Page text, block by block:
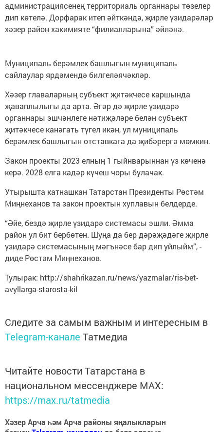
администрациясенең территориаль органнары төзелер
дип көтелә. Дорфарак итеп әйткәндә, җирле үзидарәләр
хәзер район хакимияте “филиалларына” әйләнә.
Муниципаль берәмлек башлыгын муниципаль
сайлаулар ярдәмендә билгеләячәкләр.
Хәзер главаларның субъект җитәкчесе каршында
җаваплылыгы да арта. Әгәр дә җирле үзидарә
органнары эшчәнлеге нәтиҗәләре белән субъект
җитәкчесе канәгать түгел икән, ул муниципаль
берәмлек башлыгын отставкага да җибәрергә мөмкин.
Закон проекты 2023 елның 1 гыйнварыннан үз көченә
керә. 2028 елга кадәр күчеш чоры булачак.
Утырышта катнашкан Татарстан Президенты Рөстәм
Миңнеханов та закон проектын хуплавын белдерде.
“Әйе, бездә җирле үзидарә системасы эшли. Әмма
район ул бит бербөтен. Шуңа да бер дәрәҗәдәге җирле
үзидарә системасының мәгънәсе бар дип уйлыйм”, -
диде Рөстәм Миңнеханов.
Тулырак: http://shahrikazan.ru/news/yazmalar/ris-bet-
avyllarga-starosta-kil
Следите за самым важным и интересным в
Telegram-канале Татмедиа
Читайте новости Татарстана в
национальном мессенджере MАХ:
https://max.ru/tatmedia
Хәзер Арча һәм Арча районы яңалыкларын